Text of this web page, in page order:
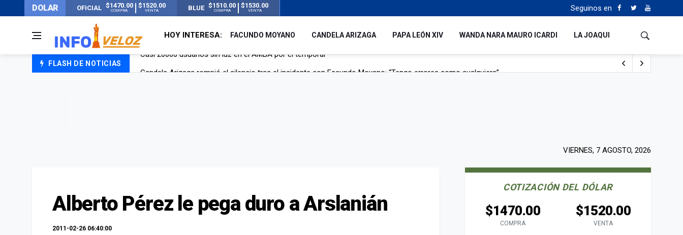
DOLAR OFICIAL $1470.00
COMPRA
$1520.00
VENTA BLUE $1510.00
COMPRA
$1530.00
VENTA Seguinos en
HOY INTERESA: FACUNDO MOYANO CANDELA ARIZAGA PAPA LEÓN XIV WANDA NARA MAURO ICARDI LA JOAQUI
FLASH DE NOTICIAS
VIERNES, 7 AGOSTO, 2026
Alberto Pérez le pega duro a Arslanián
2011-02-26 06:40:00
COTIZACIÓN DEL DÓLAR
$1470.00
COMPRA
$1520.00
VENTA